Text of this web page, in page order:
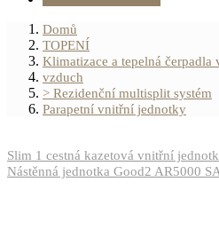
Domů
TOPENÍ
Klimatizace a tepelná čerpadla
vzduch
> Rezidenční multisplit systém
Parapetní vnitřní jednotky
Slim 1 cestná kazetová vnitřní
Nástěnná jednotka Good2 AR5000